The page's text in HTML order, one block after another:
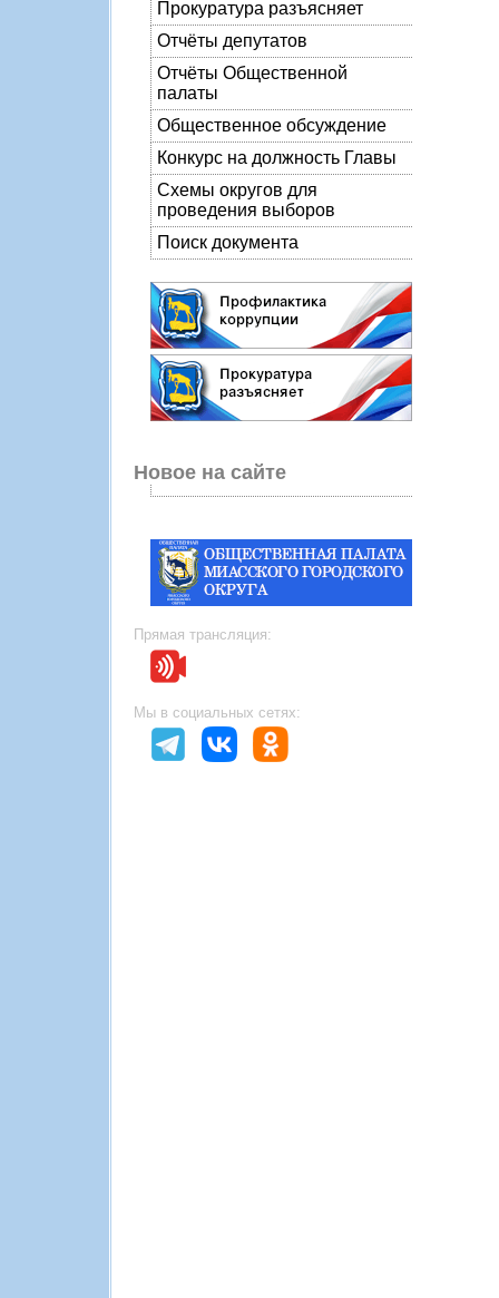
Прокуратура разъясняет
Отчёты депутатов
Отчёты Общественной
палаты
Общественное обсуждение
Конкурс на должность Главы
Схемы округов для
проведения выборов
Поиск документа
Новое на сайте
Прямая трансляция:
Мы в социальных сетях: